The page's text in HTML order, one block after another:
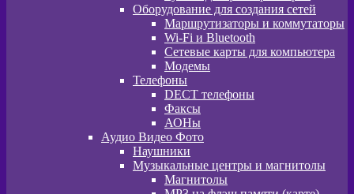
Оборудование для создания сетей
Маршрутизаторы и коммутаторы
Wi-Fi и Bluetooth
Сетевые карты для компьютера
Модемы
Телефоны
DECT телефоны
Факсы
АОНы
Аудио Видео Фото
Наушники
Музыкальные центры и магнитолы
Магнитолы